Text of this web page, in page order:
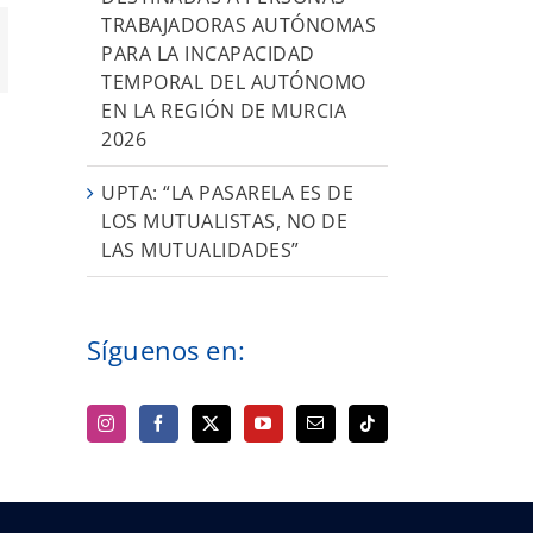
TRABAJADORAS AUTÓNOMAS
PARA LA INCAPACIDAD
TEMPORAL DEL AUTÓNOMO
EN LA REGIÓN DE MURCIA
2026
UPTA: “LA PASARELA ES DE
LOS MUTUALISTAS, NO DE
LAS MUTUALIDADES”
Síguenos en: